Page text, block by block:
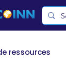
ressources